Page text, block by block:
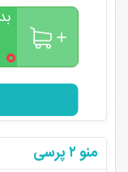
۰
منو ۲ پرسی